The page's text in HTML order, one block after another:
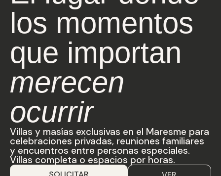
los momentos
que importan
merecen
ocurrir
Villas y masías exclusivas en el Maresme para
celebraciones privadas, reuniones familiares
y encuentros entre personas especiales.
Villas completa o espacios por horas.